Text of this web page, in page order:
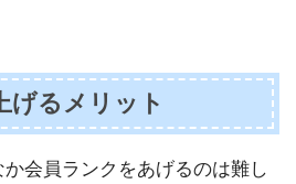
げるメリット
会員ランクをあげるのは難し